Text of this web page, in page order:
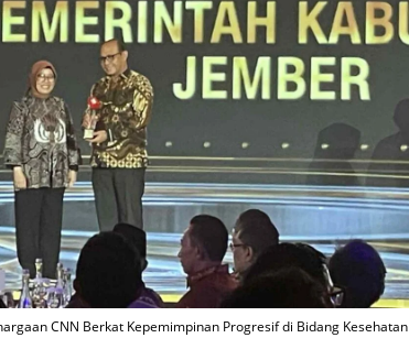
CNN Berkat Kepemimpinan Progresif di Bidang Kesehatan